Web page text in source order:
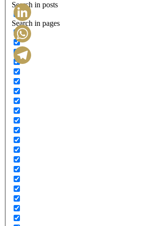
Search in posts
Search in pages
Pinterest
LinkedIn
WhatsApp
Telegram